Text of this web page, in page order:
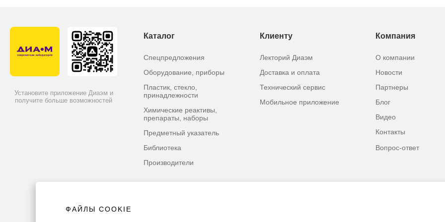
Установите приложение Диаэм и
получите больше возможностей
Каталог
Спецпредложения
Оборудование, приборы
Пластик, стекло,
принадлежности
Химические реактивы,
препараты, наборы
Предметный указатель
Библиотека
Производители
Клиенту
Лекторий Диаэм
Доставка и оплата
Технический сервис
Мобильное приложение
Компания
О компании
Новости
Партнеры
Блог
Видео
Контакты
Вопрос-ответ
ФАЙЛЫ COOKIE